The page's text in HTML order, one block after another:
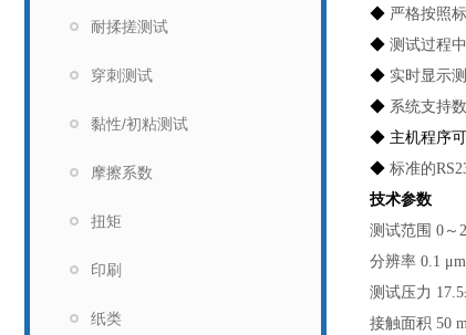
耐揉搓测试
穿刺测试
黏性/初粘测试
摩擦系数
扭矩
印刷
纸类
◆ 严格按照
◆ 测试过程
◆ 实时显示
◆ 系统支持
◆ 主机程序
◆ 标准的
技术参数
测试范围 0～
分辨率 0.1 μm
测试压力
接触面积 50